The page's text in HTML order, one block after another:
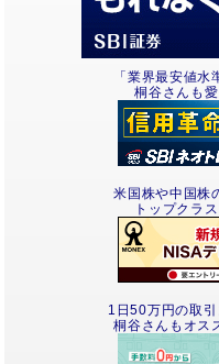
「業界最安値水
桐谷さんも
米国株や中国株
トップクラ
1日50万円の取
桐谷さんもオス